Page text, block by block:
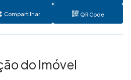
Compartilhar QR Code
do Imóvel